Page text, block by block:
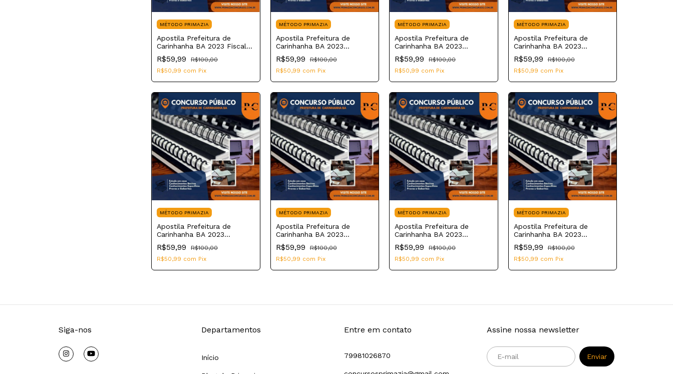
MÉTODO PRIMAZIA
Apostila Prefeitura de
Carinhanha BA 2023 Fiscal
de Tributos Municipal
R$59,99
R$100,00
R$50,99 com Pix
MÉTODO PRIMAZIA
Apostila Prefeitura de
Carinhanha BA 2023
Nutricionista
R$59,99
R$100,00
R$50,99 com Pix
MÉTODO PRIMAZIA
Apostila Prefeitura de
Carinhanha BA 2023
Psicólogo
R$59,99
R$100,00
R$50,99 com Pix
MÉTODO PRIMAZIA
Apostila Prefeitura de
Carinhanha BA 2023
Fisioterapeuta
R$59,99
R$100,00
R$50,99 com Pix
MÉTODO PRIMAZIA
Apostila Prefeitura de
Carinhanha BA 2023
Enfermeiro
R$59,99
R$100,00
R$50,99 com Pix
MÉTODO PRIMAZIA
Apostila Prefeitura de
Carinhanha BA 2023
Educador Físico
R$59,99
R$100,00
R$50,99 com Pix
MÉTODO PRIMAZIA
Apostila Prefeitura de
Carinhanha BA 2023
Assistente Social Saúde
R$59,99
R$100,00
R$50,99 com Pix
MÉTODO PRIMAZIA
Apostila Prefeitura de
Carinhanha BA 2023
Assistente Social
R$59,99
R$100,00
R$50,99 com Pix
Siga-nos Departamentos
Início
Entre em contato
79981026870
Assine nossa newsletter